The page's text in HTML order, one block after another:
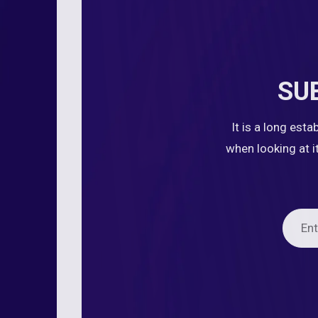
It is a long
when looking at